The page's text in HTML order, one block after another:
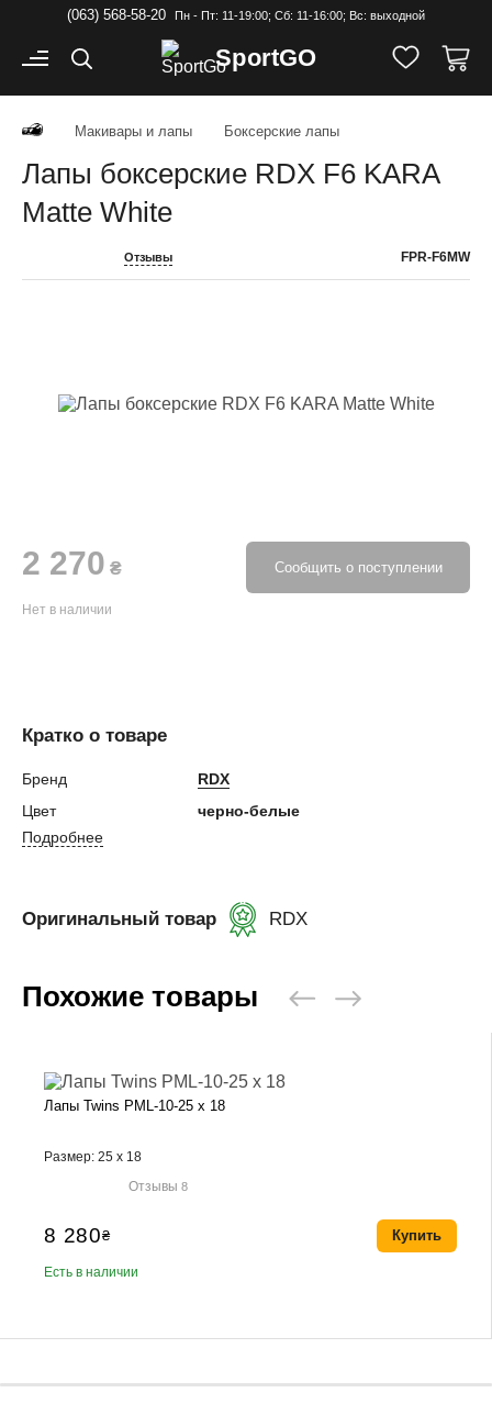
(063) 568-58-20 Пн - Пт: 11-19:00; Cб: 11-16:00; Вс: выходной
SportGO
Макивары и лапы Боксерские лапы
Лапы боксерские RDX F6 KARA
Matte White
Отзывы FPR-F6MW
2 270 ₴
Нет в наличии
Сообщить о поступлении
Кратко о товаре
Бренд
RDX
Цвет
черно-белые
Подробнее
Оригинальный товар RDX
Похожие товары
Лапы Twins PML-10-25 x 18
Размер: 25 x 18
Отзывы8
8 280₴
Есть в наличии
Купить